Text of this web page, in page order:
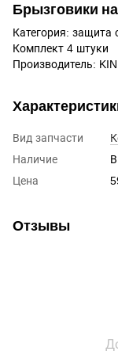
Брызговики
Категория: защита
Комплект 4 штуки
Производитель:
Вид запчасти
Наличие
Цена
Отзывы